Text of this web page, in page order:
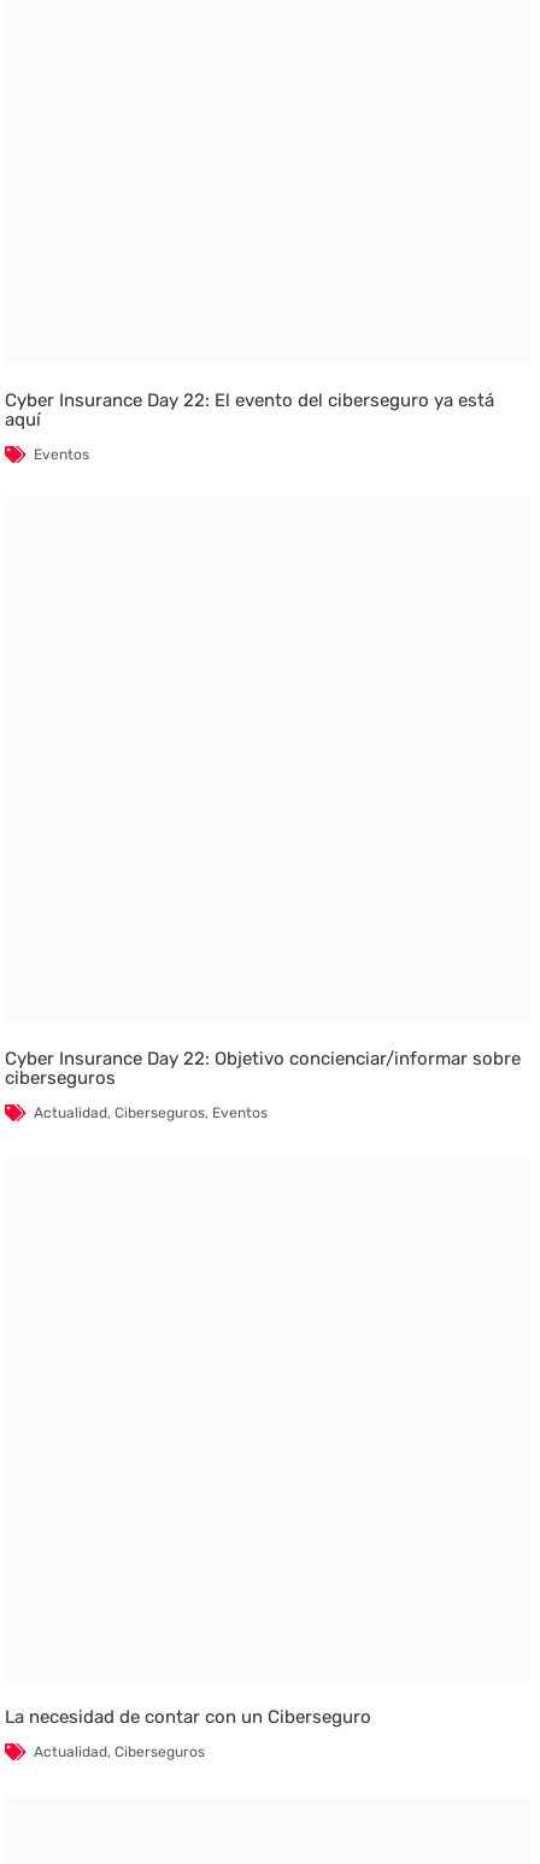
Cyber Insurance Day 22: El evento del ciberseguro ya está
aquí
Eventos
Cyber Insurance Day 22: Objetivo concienciar/informar sobre
ciberseguros
Actualidad,Ciberseguros, Eventos
La necesidad de contar con un Ciberseguro
Actualidad,Ciberseguros